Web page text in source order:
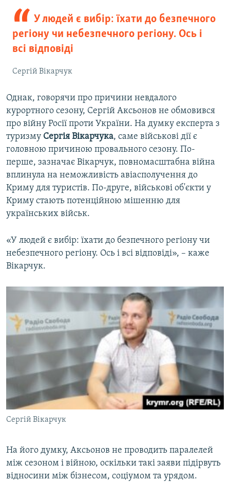
У людей є вибір: їхати до безпечного
регіону чи небезпечного регіону. Ось і
всі відповіді
Сергій Вікарчук
Однак, говорячи про причини невдалого
курортного сезону, Сергій Аксьонов не обмовився
про війну Росії проти України. На думку експерта з
туризму Сергія Вікарчука, саме військові дії є
головною причиною провального сезону. По-
перше, зазначає Вікарчук, повномасштабна війна
вплинула на неможливість авіасполучення до
Криму для туристів. По-друге, військові об'єкти у
Криму стають потенційною мішенню для
українських військ.
«У людей є вибір: їхати до безпечного регіону чи
небезпечного регіону. Ось і всі відповіді», – каже
Вікарчук.
Сергій Вікарчук
На його думку, Аксьонов не проводить паралелей
між сезоном і війною, оскільки такі заяви підірвуть
відносини між бізнесом, соціумом та урядом.